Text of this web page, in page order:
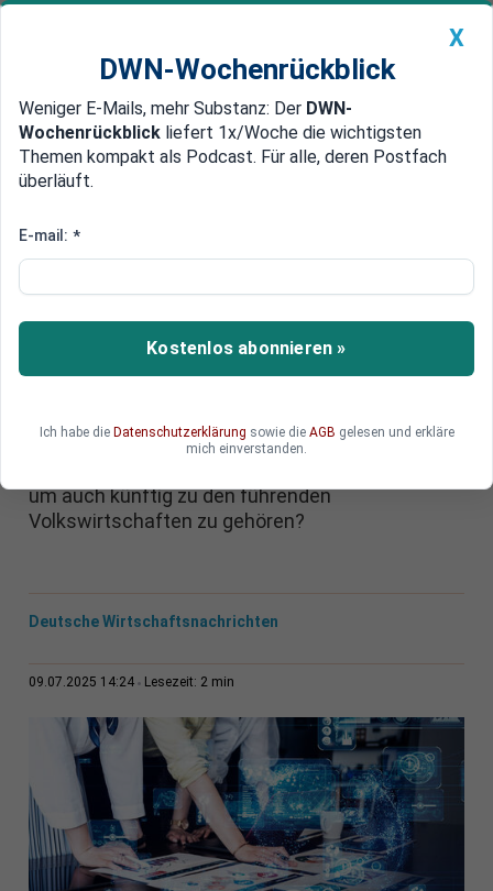
Newsticker MEIN DWN: Geldanlage Premium
Edelmetalle DWN-Magazin China
Wirtschaft und KI: Jeder zweite
Deutschlands wirtschaftlicher
künstlichen Intelligenz wirtschaftlich bestehen
um auch künftig zu den führenden
Volkswirtschaften zu gehören?
Deutsche Wirtschaftsnachrichten
09.07.2025 14:24 Lesezeit: 2 min
X
DWN-Wochenrückblick
Weniger E-Mails, mehr Substanz: Der DWN-
Wochenrückblick liefert 1x/Woche die wichtigsten
Themen kompakt als Podcast. Für alle, deren Postfach
überläuft.
E-mail: *
Kostenlos abonnieren »
Ich habe die Datenschutzerklärung sowie die AGB gelesen und erkläre
mich einverstanden.